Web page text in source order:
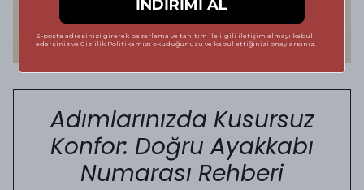
Adımlarınızda Kusursuz
Konfor: Doğru Ayakkabı
Numarası Rehberi
İNDİRİMİ AL
E-posta adresinizi girerek pazarlama ve tanıtım ile ilgili iletişim almayı kabul
edersiniz ve Gizlilik Politikamızı okuduğunuzu ve kabul ettiğinizi onaylarsınız.